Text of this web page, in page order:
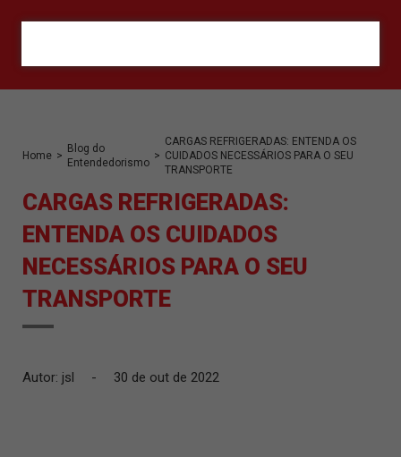
Home >
Blog do
Entendedorismo
>
CARGAS REFRIGERADAS: ENTENDA OS
CUIDADOS NECESSÁRIOS PARA O SEU
TRANSPORTE
CARGAS REFRIGERADAS:
ENTENDA OS CUIDADOS
NECESSÁRIOS PARA O SEU
TRANSPORTE
Autor: jsl - 30 de out de 2022